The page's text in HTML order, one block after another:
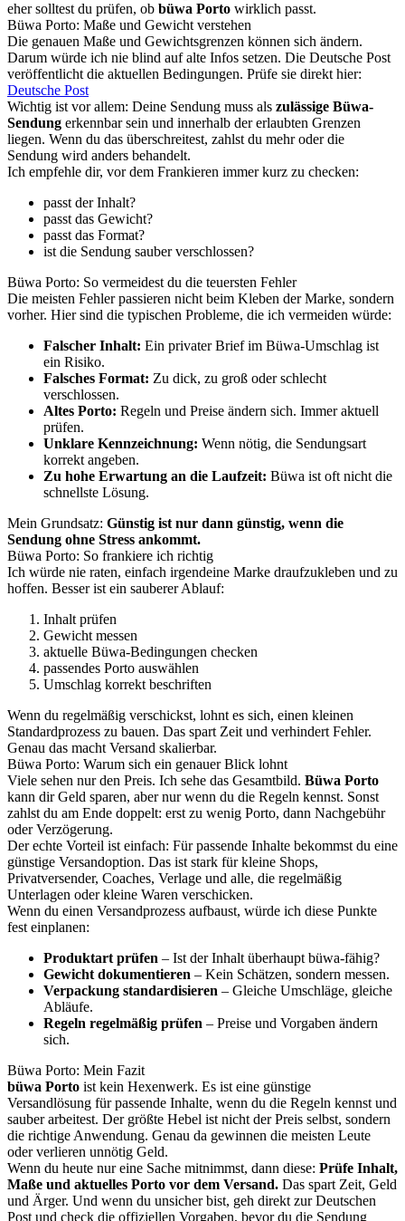
eher solltest du prüfen, ob büwa Porto wirklich passt.
Büwa Porto: Maße und Gewicht verstehen
Die genauen Maße und Gewichtsgrenzen können sich ändern.
Darum würde ich nie blind auf alte Infos setzen. Die Deutsche Post
veröffentlicht die aktuellen Bedingungen. Prüfe sie direkt hier:
Deutsche Post
Wichtig ist vor allem: Deine Sendung muss als zulässige Büwa-
Sendung erkennbar sein und innerhalb der erlaubten Grenzen
liegen. Wenn du das überschreitest, zahlst du mehr oder die
Sendung wird anders behandelt.
Ich empfehle dir, vor dem Frankieren immer kurz zu checken:
passt der Inhalt?
passt das Gewicht?
passt das Format?
ist die Sendung sauber verschlossen?
Büwa Porto: So vermeidest du die teuersten Fehler
Die meisten Fehler passieren nicht beim Kleben der Marke, sondern
vorher. Hier sind die typischen Probleme, die ich vermeiden würde:
Falscher Inhalt: Ein privater Brief im Büwa-Umschlag ist
ein Risiko.
Falsches Format: Zu dick, zu groß oder schlecht
verschlossen.
Altes Porto: Regeln und Preise ändern sich. Immer aktuell
prüfen.
Unklare Kennzeichnung: Wenn nötig, die Sendungsart
korrekt angeben.
Zu hohe Erwartung an die Laufzeit: Büwa ist oft nicht die
schnellste Lösung.
Mein Grundsatz: Günstig ist nur dann günstig, wenn die
Sendung ohne Stress ankommt.
Büwa Porto: So frankiere ich richtig
Ich würde nie raten, einfach irgendeine Marke draufzukleben und zu
hoffen. Besser ist ein sauberer Ablauf:
Inhalt prüfen
Gewicht messen
aktuelle Büwa-Bedingungen checken
passendes Porto auswählen
Umschlag korrekt beschriften
Wenn du regelmäßig verschickst, lohnt es sich, einen kleinen
Standardprozess zu bauen. Das spart Zeit und verhindert Fehler.
Genau das macht Versand skalierbar.
Büwa Porto: Warum sich ein genauer Blick lohnt
Viele sehen nur den Preis. Ich sehe das Gesamtbild. Büwa Porto
kann dir Geld sparen, aber nur wenn du die Regeln kennst. Sonst
zahlst du am Ende doppelt: erst zu wenig Porto, dann Nachgebühr
oder Verzögerung.
Der echte Vorteil ist einfach: Für passende Inhalte bekommst du eine
günstige Versandoption. Das ist stark für kleine Shops,
Privatversender, Coaches, Verlage und alle, die regelmäßig
Unterlagen oder kleine Waren verschicken.
Wenn du einen Versandprozess aufbaust, würde ich diese Punkte
fest einplanen:
Produktart prüfen – Ist der Inhalt überhaupt büwa-fähig?
Gewicht dokumentieren – Kein Schätzen, sondern messen.
Verpackung standardisieren – Gleiche Umschläge, gleiche
Abläufe.
Regeln regelmäßig prüfen – Preise und Vorgaben ändern
sich.
Büwa Porto: Mein Fazit
büwa Porto ist kein Hexenwerk. Es ist eine günstige
Versandlösung für passende Inhalte, wenn du die Regeln kennst und
sauber arbeitest. Der größte Hebel ist nicht der Preis selbst, sondern
die richtige Anwendung. Genau da gewinnen die meisten Leute
oder verlieren unnötig Geld.
Wenn du heute nur eine Sache mitnimmst, dann diese: Prüfe Inhalt,
Maße und aktuelles Porto vor dem Versand. Das spart Zeit, Geld
und Ärger. Und wenn du unsicher bist, geh direkt zur Deutschen
Post und check die offiziellen Vorgaben, bevor du die Sendung